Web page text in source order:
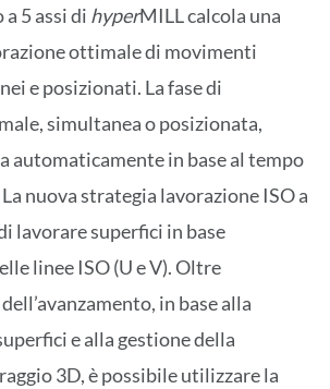
5 assi di hyperMILL calcola una
ottimale di movimenti
e posizionati. La fase di
simultanea o posizionata,
automaticamente in base al tempo
nuova strategia lavorazione ISO a
lavorare superfici in base
linee ISO (U e V). Oltre
in base alla
e alla gestione della
3D, è possibile utilizzare la